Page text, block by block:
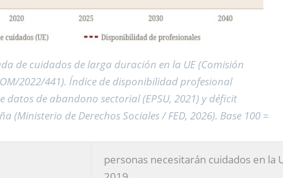
de cuidados de larga duración en la UE (Comisión
2022/441). Índice de disponibilidad profesional
datos de abandono sectorial (EPSU, 2021) y déficit
(Ministerio de Derechos Sociales / FED, 2026). Base 100 =
personas necesitarán cuidados en la